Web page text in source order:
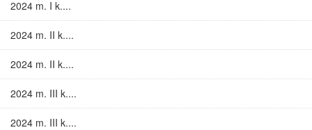
2024 m. I k....
2024 m. II k....
2024 m. II k....
2024 m. III k....
2024 m. III k....